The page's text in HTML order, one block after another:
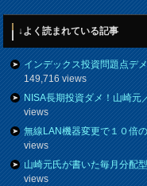
↓よく読まれている記事
インデックス投資問題点デ
149,716 views
NISA長期投資ダメ！山崎元
views
無線LAN機器変更で１０倍
views
山崎元氏が書いた毎月分配
views